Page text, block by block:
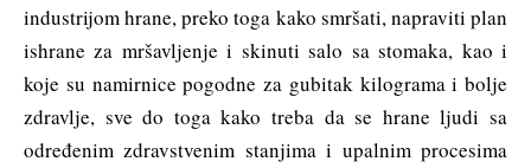
industrijom hrane, preko toga kako smršati, napraviti plan
ishrane za mršavljenje i skinuti salo sa stomaka, kao i
koje su namirnice pogodne za gubitak kilograma i bolje
zdravlje, sve do toga kako treba da se hrane ljudi sa
određenim zdravstvenim stanjima i upalnim procesima